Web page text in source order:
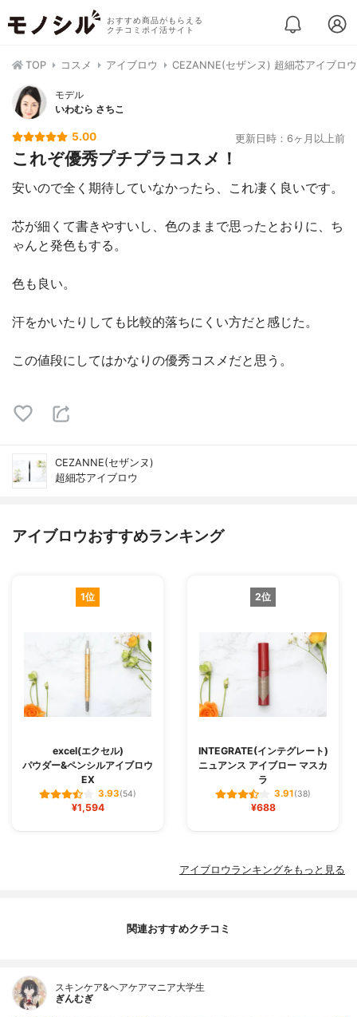
おすすめ商品がもらえる
クチコミポイ活サイト
TOP コスメ アイブロウ CEZANNE(セザンヌ) 超細芯アイブロウ
モデル
いわむら さちこ
5.00 更新日時：6ヶ月以上前
これぞ優秀プチプラコスメ！
安いので全く期待していなかったら、これ凄く良いです。
芯が細くて書きやすいし、色のままで思ったとおりに、ち
ゃんと発色もする。
色も良い。
汗をかいたりしても比較的落ちにくい方だと感じた。
この値段にしてはかなりの優秀コスメだと思う。
CEZANNE(セザンヌ)
超細芯アイブロウ
アイブロウおすすめランキング
1位
excel(エクセル)
パウダー&ペンシルアイブロウ
EX
3.93(54)
¥1,594
2位
INTEGRATE(インテグレート)
ニュアンス アイブロー マスカ
ラ
3.91(38)
¥688
アイブロウランキングをもっと見る
関連おすすめクチコミ
スキンケア&ヘアケアマニア大学生
ぎんむぎ